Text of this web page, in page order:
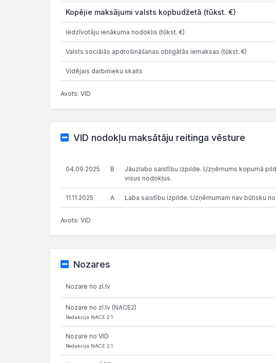
Kopējie maksājumi valsts kopbudžetā (tūkst. €)
Iedzīvotāju ienākuma nodoklis (tūkst. €)
Valsts sociālās apdrošināšanas obligātās iemaksas (tūkst. €)
Vidējais darbinieku skaits
Avots: VID
VID nodokļu maksātāju reitinga vēsture
04.09.2025 B
Jāuzlabo saistību izpilde. Uzņēmums kopumā
visus nodokļus.
11.11.2025 A Laba saistību izpilde. Uzņēmumam nav būtisku
Avots: VID
Nozares
Nozare no zl.lv
Nozare no zl.lv (NACE2)
Redakcija NACE 2.1
Nozare no VID
Redakcija NACE 2.1